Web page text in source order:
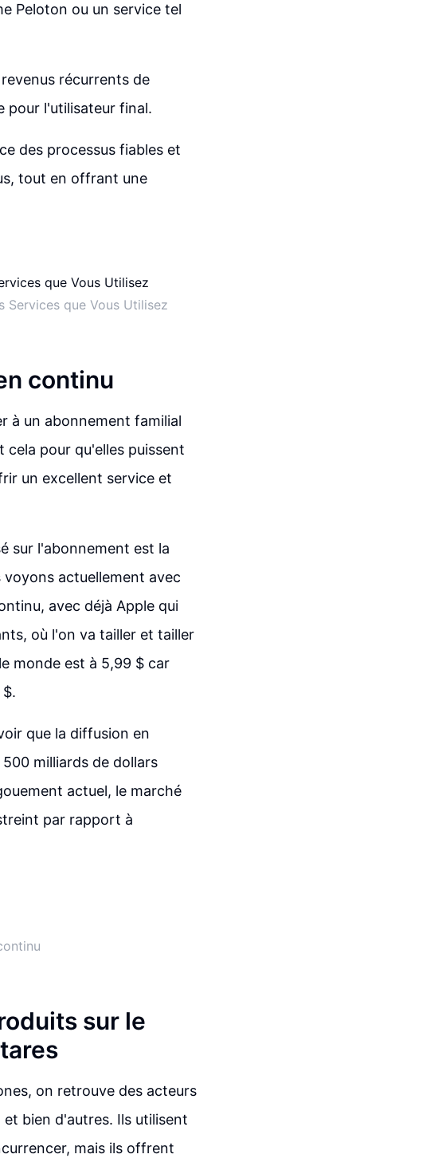
Peloton ou un service tel
récurrents de
pour l'utilisateur final.
des processus fiables et
tout en offrant une
Services que Vous Utilisez
continu
à un abonnement familial
pour qu'elles puissent
un excellent service et
sur l'abonnement est la
actuellement avec
avec déjà Apple qui
où l'on va tailler et tailler
monde est à 5,99 $ car
que la diffusion en
milliards de dollars
actuel, le marché
par rapport à
sur le
on retrouve des acteurs
et bien d'autres. Ils utilisent
mais ils offrent